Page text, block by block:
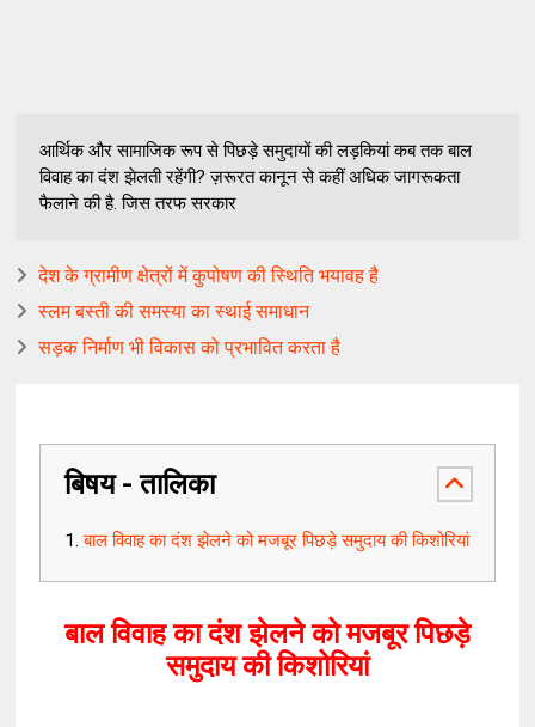
आर्थिक और सामाजिक रूप से पिछड़े समुदायों की लड़कियां कब तक बाल
विवाह का दंश झेलती रहेंगी? ज़रूरत कानून से कहीं अधिक जागरूकता
फैलाने की है. जिस तरफ सरकार
देश के ग्रामीण क्षेत्रों में कुपोषण की स्थिति भयावह है
स्लम बस्ती की समस्या का स्थाई समाधान
सड़क निर्माण भी विकास को प्रभावित करता है
बिषय - तालिका
बाल विवाह का दंश झेलने को मजबूर पिछड़े समुदाय की किशोरियां
बाल विवाह का दंश झेलने को मजबूर पिछड़े
समुदाय की किशोरियां